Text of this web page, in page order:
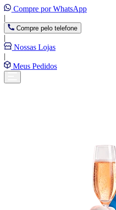
Compre por WhatsApp
|
Compre pelo telefone
|
Nossas Lojas
|
Meus Pedidos